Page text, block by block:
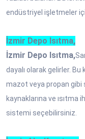
endüstriyel işletmeler
İzmir Depo Isıtma,
İzmir Depo Isıtma,
dayalı olarak gelirler.
mazot veya propan gibi
kaynaklarına ve ısıtma
sistemi seçebilirsiniz.